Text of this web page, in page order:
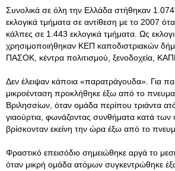
Συνολικά σε όλη την Ελλάδα στήθηκαν
εκλογικά τμήματα σε αντίθεση με το 2007
κάλπες σε 1.443 εκλογικά τμήματα. Ως
χρησιμοποιήθηκαν ΚΕΠ καποδιστριακών
ΠΑΣΟΚ, κέντρα πολιτισμού, ξενοδοχεία,
Δεν έλειψαν κάποια «παρατράγουδα». Για
μικροένταση προκλήθηκε έξω από το
Βριλησσίων, όταν ομάδα περίπου τριάντα
γιαούρτια, φωνάζοντας συνθήματα κατά
βρίσκονταν εκείνη την ώρα έξω από το
Φραστικό επεισόδιο σημειώθηκε αργά το
όταν μικρή ομάδα ατόμων συγκεντρώθηκε